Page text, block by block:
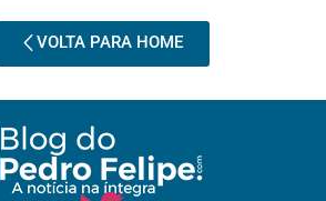
VOLTA PARA HOME